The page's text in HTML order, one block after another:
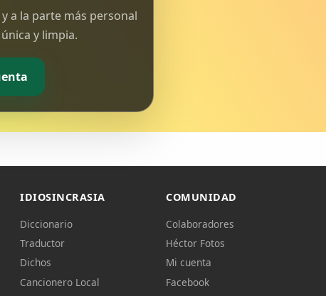
a la parte más personal
y limpia.
IDIOSINCRASIA
Diccionario
Traductor
Dichos
Cancionero Local
COMUNIDAD
Colaboradores
Héctor Fotos
Mi cuenta
Facebook